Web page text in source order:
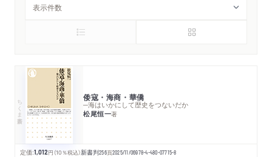
ちくま新書 倭寇・海商・華僑
─海はいかにして歴史をつないだか
松尾恒一著
定価:1,012円 （10％税込）新書判256頁2025/11/06978-4-480-07715-8